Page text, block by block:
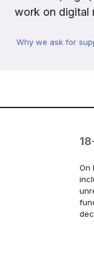
work on digital
Why we ask for
On